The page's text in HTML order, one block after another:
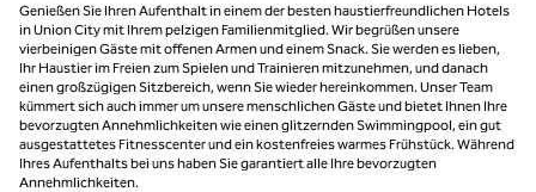
Genießen Sie Ihren Aufenthalt in einem der besten haustierfreundlichen Hotels
in Union City mit Ihrem pelzigen Familienmitglied. Wir begrüßen unsere
vierbeinigen Gäste mit offenen Armen und einem Snack. Sie werden es lieben,
Ihr Haustier im Freien zum Spielen und Trainieren mitzunehmen, und danach
einen großzügigen Sitzbereich, wenn Sie wieder hereinkommen. Unser Team
kümmert sich auch immer um unsere menschlichen Gäste und bietet Ihnen Ihre
bevorzugten Annehmlichkeiten wie einen glitzernden Swimmingpool, ein gut
ausgestattetes Fitnesscenter und ein kostenfreies warmes Frühstück. Während
Ihres Aufenthalts bei uns haben Sie garantiert alle Ihre bevorzugten
Annehmlichkeiten.